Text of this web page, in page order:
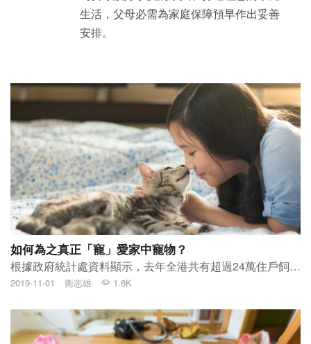
生活，父母必需為家庭保障預早作出妥善
安排。
如何為之真正「寵」愛家中寵物？
根據政府統計處資料顯示，去年全港共有超過24萬住戶飼養貓或狗，數量多達40萬隻 。筆者身邊許多朋友也不例外，他們經常在社交媒體上載與心愛寵物的溫馨合照，早已將牠們當作家庭成員一樣看待。每當寵物生病或受傷時，朋友們都會十分緊張，對牠們的日常作息和飲食照顧更是無微不至。
2019-11-01 衛志雄 1.6K